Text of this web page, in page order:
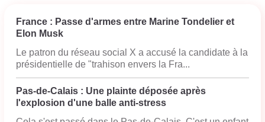
France : Passe d'armes entre Marine Tondelier et
Elon Musk
Le patron du réseau social X a accusé la candidate à la
présidentielle de "trahison envers la Fra...
Pas-de-Calais : Une plainte déposée après
l'explosion d'une balle anti-stress